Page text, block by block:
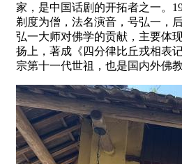
家，是中国话剧的开拓者之一。
剃度为僧，法名演音，号弘一，
弘一大师对佛学的贡献，主要体
扬上，著成《四分律比丘戎相表
宗第十一代世祖，也是国内外佛